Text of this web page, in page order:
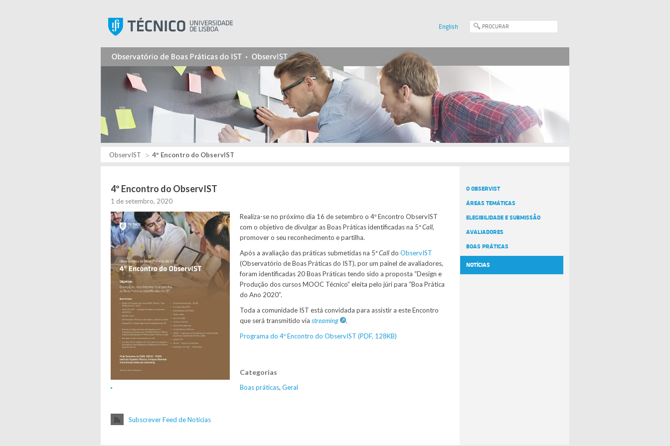
English
ObservIST 4º Encontro do ObservIST
4º Encontro do ObservIST
1 de setembro, 2020
Realiza-se no próximo dia 16 de setembro o 4º Encontro ObservIST
com o objetivo de divulgar as Boas Práticas identificadas na 5ªCall,
promover o seu reconhecimento e partilha.
Após a avaliação das práticas submetidas na 5ªCalldo ObservIST
(Observatório de Boas Práticas do IST), por um painel de avaliadores,
foram identificadas 20 Boas Práticas tendo sido a proposta “Design e
Produção dos cursos MOOC Técnico” eleita pelo júri para “Boa Prática
do Ano 2020”.
Toda a comunidade IST está convidada para assistir a este Encontro
que será transmitido via streaming
.
Programa do 4º Encontro do ObservIST (PDF, 128KB)
Categorias
Boas práticas, Geral
Subscrever Feed de Notícias
O OBSERVIST
ÁREAS TEMÁTICAS
ELEGIBILIDADE E SUBMISSÃO
AVALIADORES
BOAS PRÁTICAS
NOTÍCIAS